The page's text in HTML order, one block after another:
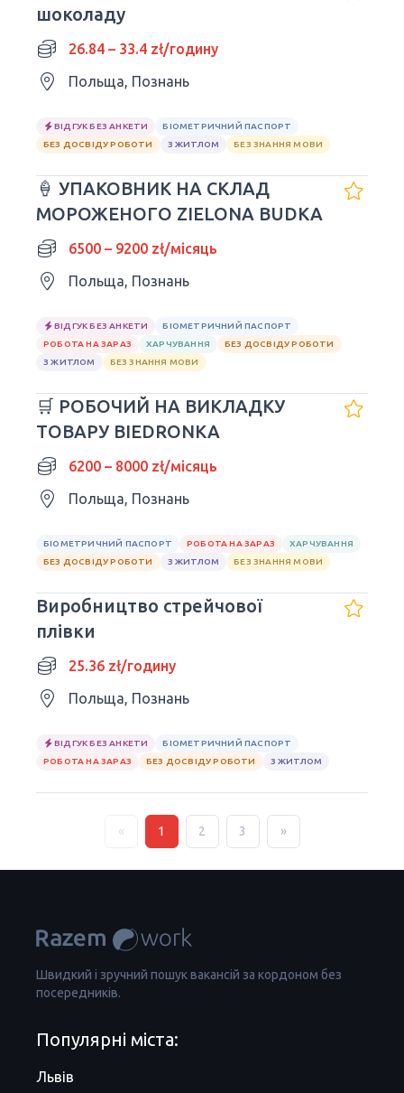
шоколаду
26.84 – 33.4 zł/годину
Польща, Познань
ВІДГУК БЕЗ АНКЕТИ
БІОМЕТРИЧНИЙ ПАСПОРТ
БЕЗ ДОСВІДУ РОБОТИ
З ЖИТЛОМ БЕЗ ЗНАННЯ МОВИ
🍦 УПАКОВНИК НА СКЛАД
МОРОЖЕНОГО ZIELONA BUDKA
6500 – 9200 zł/місяць
Польща, Познань
ВІДГУК БЕЗ АНКЕТИ
БІОМЕТРИЧНИЙ ПАСПОРТ
РОБОТА НА ЗАРАЗ
ХАРЧУВАННЯ
БЕЗ ДОСВІДУ РОБОТИ
З ЖИТЛОМ
БЕЗ ЗНАННЯ МОВИ
🛒 РОБОЧИЙ НА ВИКЛАДКУ
ТОВАРУ BIEDRONKA
6200 – 8000 zł/місяць
Польща, Познань
БІОМЕТРИЧНИЙ ПАСПОРТ РОБОТА НА ЗАРАЗ
ХАРЧУВАННЯ
БЕЗ ДОСВІДУ РОБОТИ
З ЖИТЛОМ БЕЗ ЗНАННЯ МОВИ
Виробництво стрейчової
плівки
25.36 zł/годину
Польща, Познань
ВІДГУК БЕЗ АНКЕТИ
БІОМЕТРИЧНИЙ ПАСПОРТ
РОБОТА НА ЗАРАЗ
БЕЗ ДОСВІДУ РОБОТИ З ЖИТЛОМ
« 1 2 3 »
Швидкий і зручний пошук вакансій за кордоном без
посередників.
Популярні міста:
Львів